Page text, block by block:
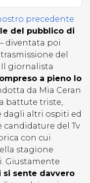
precedente
del pubblico di
diventata poi
del
giornalista
a pieno lo
da Mia Ceran
battute triste,
dagli altri ospiti ed
candidature del Tv
con cui
stagione
Giustamente
si sente davvero